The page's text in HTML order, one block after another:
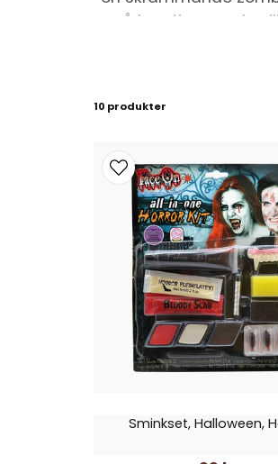
så kreativ som du
passar
10 produkter
Sminkset, Halloween,